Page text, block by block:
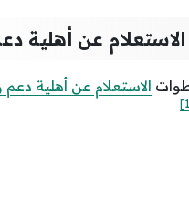
عن أهلية
الاستعلام عن أهلية